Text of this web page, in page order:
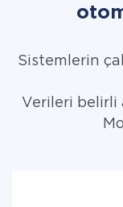
Sistemlerin
Verileri belirli